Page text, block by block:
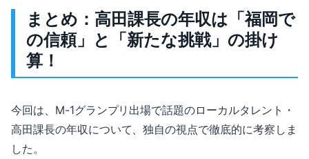
まとめ：高田課長の年収は「福岡で
の信頼」と「新たな挑戦」の掛け
算！
今回は、M-1グランプリ出場で話題のローカルタレント・
高田課長の年収について、独自の視点で徹底的に考察しま
した。